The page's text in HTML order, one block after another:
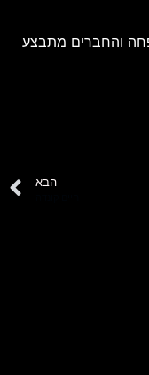
והחברים מתבצע
הבא